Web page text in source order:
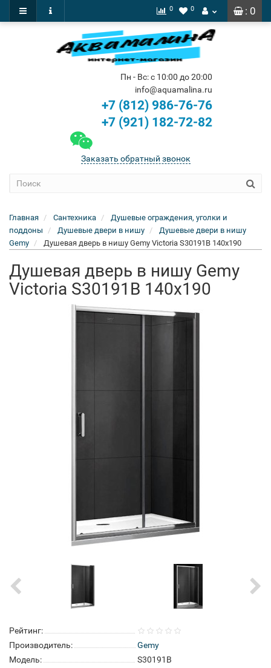
: 0
0 0
Пн - Вс: с 10:00 до 20:00
info@aquamalina.ru
+7 (812) 986-76-76
+7 (921) 182-72-82
Заказать обратный звонок
Главная Сантехника
Душевые ограждения, уголки и
поддоны
Душевые двери в нишу
Душевые двери в нишу
Gemy
Душевая дверь в нишу Gemy Victoria S30191B 140x190
Душевая дверь в нишу Gemy
Victoria S30191B 140x190
Рейтинг:
Производитель:
Gemy
Модель:
S30191B